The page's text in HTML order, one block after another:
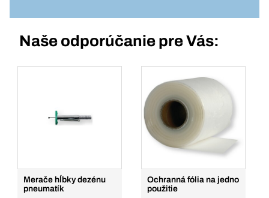
230 mAh
Prihlásenie
Balenie/KS
Množstvo
Pridať do košíka
Naše odporúčanie pre Vás:
Merače hĺbky dezénu
pneumatík
Ochranná fólia na jedno
použitie